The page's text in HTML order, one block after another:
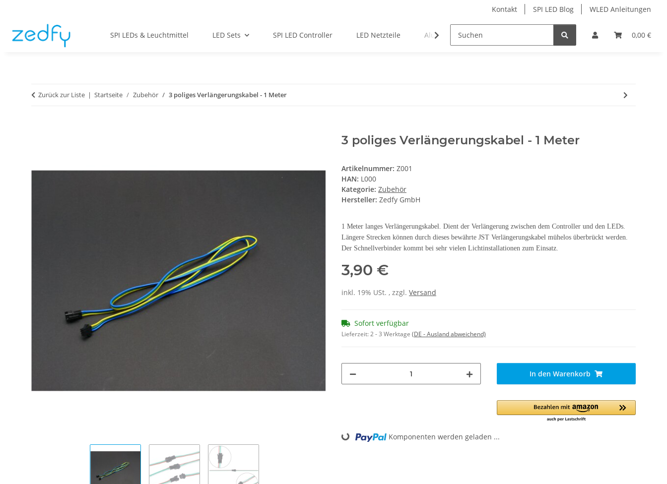
Kontakt SPI LED Blog WLED Anleitungen
0,00 €
SPI LEDs & Leuchtmittel LED Sets SPI LED Controller LED Netzteile Alu-Profile Zubehör
Zurück zur Liste Startseite Zubehör 3 poliges Verlängerungskabel - 1 Meter
3 poliges Verlängerungskabel - 1 Meter
Artikelnummer: Z001
HAN: L000
Kategorie: Zubehör
Hersteller: Zedfy GmbH
1 Meter langes Verlängerungskabel. Dient der Verlängerung zwischen dem Controller und den LEDs.
Längere Strecken können durch dieses bewährte JST Verlängerungskabel mühelos überbrückt werden.
Der Schnellverbinder kommt bei sehr vielen Lichtinstallationen zum Einsatz.
3,90 €
inkl. 19% USt. , zzgl. Versand
Sofort verfügbar
Lieferzeit:2 - 3 Werktage (DE - Ausland abweichend)
In den Warenkorb
Loading... Komponenten werden geladen ...